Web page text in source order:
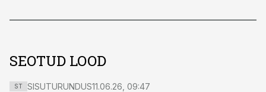
SEOTUD LOOD
ST SISUTURUNDUS11.06.26, 09:47